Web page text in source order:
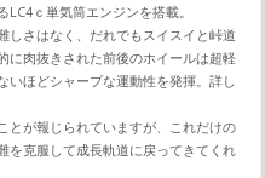
ｃ単気筒エンジンを搭載。
しさはなく、だれでもスイスイと峠道
に肉抜きされた前後のホイールは超軽
いほどシャープな運動性を発揮。詳し
とが報じられていますが、これだけの
を克服して成長軌道に戻ってきてくれ